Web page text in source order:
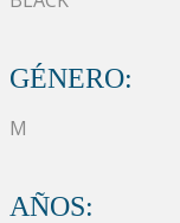
GÉNERO:
M
AÑOS: